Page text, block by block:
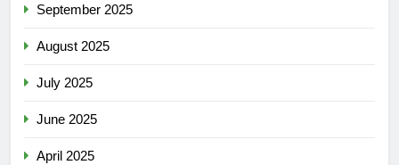
September 2025
August 2025
July 2025
June 2025
April 2025